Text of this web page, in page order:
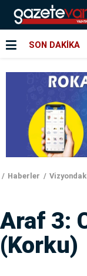
SON DAKİKA
Haberler
Araf 3:
(Korku)